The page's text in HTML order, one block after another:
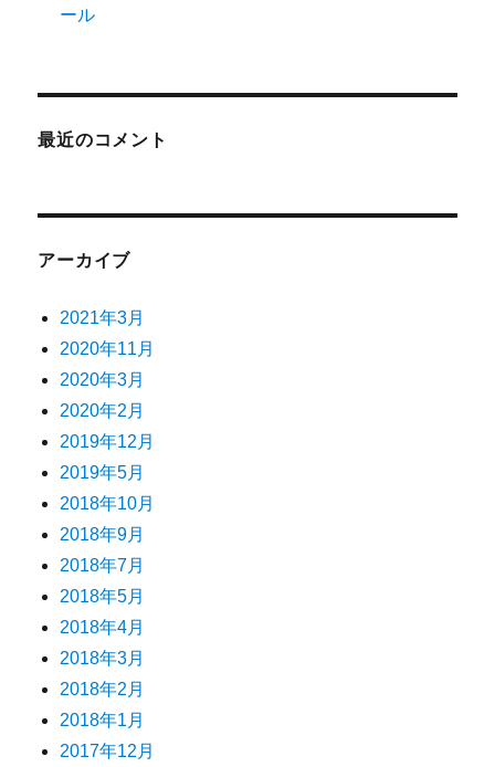
ール
最近のコメント
アーカイブ
2021年3月
2020年11月
2020年3月
2020年2月
2019年12月
2019年5月
2018年10月
2018年9月
2018年7月
2018年5月
2018年4月
2018年3月
2018年2月
2018年1月
2017年12月